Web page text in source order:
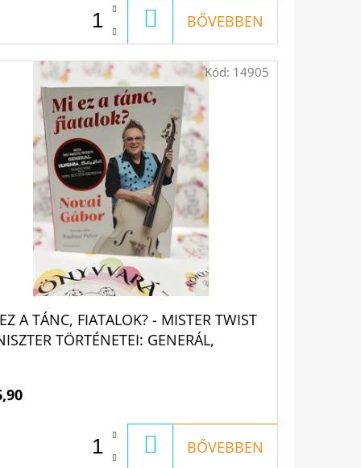
KOSÁRBA
BŐVEBBEN
A TÁNC, FIATALOK? - MISTER TWIST
TÖRTÉNETEI: GENERÁL,
KOSÁRBA
BŐVEBBEN
Kód: 14905